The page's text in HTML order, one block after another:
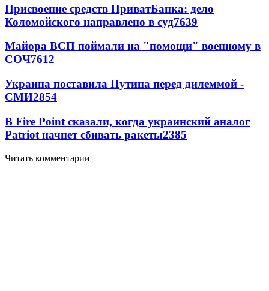
Присвоение средств ПриватБанка: дело
Коломойского направлено в суд7639
Майора ВСП поймали на "помощи" военному в
СОЧ7612
Украина поставила Путина перед дилеммой -
СМИ2854
В Fire Point сказали, когда украинский аналог
Patriot начнет сбивать ракеты2385
Читать комментарии